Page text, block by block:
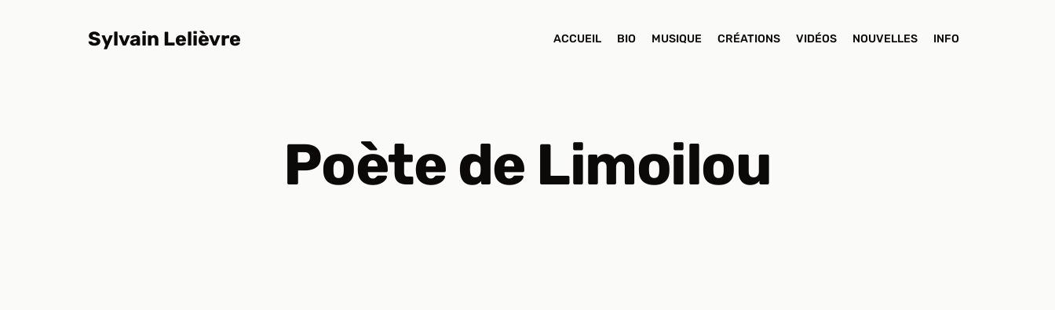
Sylvain Lelièvre ACCUEIL BIO MUSIQUE CRÉATIONS VIDÉOS NOUVELLES INFO
Poète de Limoilou